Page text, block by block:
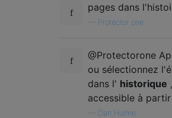
pages dans
Protector one
@Protectorone
ou sélectionnez
dans l' historique
accessible à
Dan Hulme